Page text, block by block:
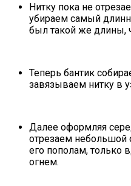
Нитку пока не
убираем самый
был такой же длины,
Теперь бантик
завязываем нитку в
Далее оформляя
отрезаем небольшой
его пополам, только
огнем.